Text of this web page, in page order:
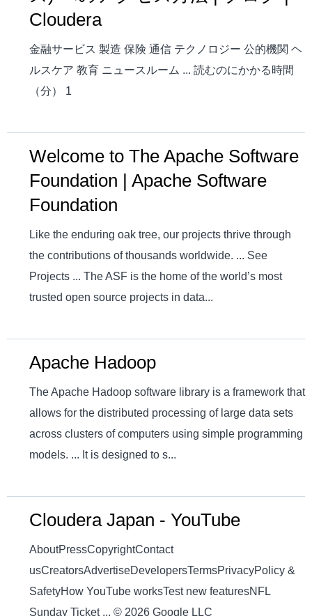
Cloudera
金融サービス 製造 保険 通信 テクノロジー 公的機関 ヘ
ルスケア 教育 ニュースルーム ... 読むのにかかる時間
（分） 1
Welcome to The Apache Software
Foundation | Apache Software
Foundation
Like the enduring oak tree, our projects thrive through
the contributions of thousands worldwide. ... See
Projects ... The ASF is the home of the world’s most
trusted open source projects in data...
Apache Hadoop
The Apache Hadoop software library is a framework that
allows for the distributed processing of large data sets
across clusters of computers using simple programming
models. ... It is designed to s...
Cloudera Japan - YouTube
AboutPressCopyrightContact
usCreatorsAdvertiseDevelopersTermsPrivacyPolicy &
SafetyHow YouTube worksTest new featuresNFL
Sunday Ticket ... © 2026 Google LLC